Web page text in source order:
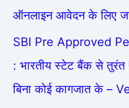
ऑनलाइन आवेदन के लिए
SBI Pre Approved
: भारतीय स्टेट बैंक से
बिना कोई कागजात के –